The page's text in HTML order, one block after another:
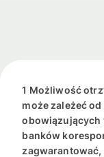
1 Możliwość
może zależeć
obowiązujących
banków
zagwarantować,